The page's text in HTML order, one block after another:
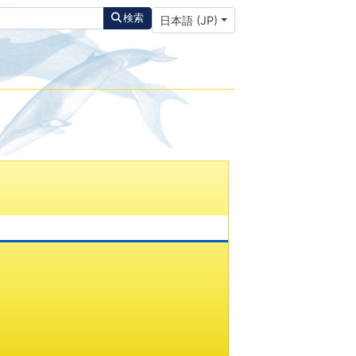
検索 あなたが使う言語を選んでください
日本語 (JP)